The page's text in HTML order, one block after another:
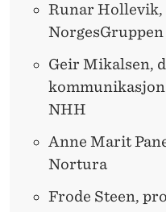
Runar Hollevik,
NorgesGruppen
Geir Mikalsen,
NHH
Anne Marit
Nortura
Frode Steen,